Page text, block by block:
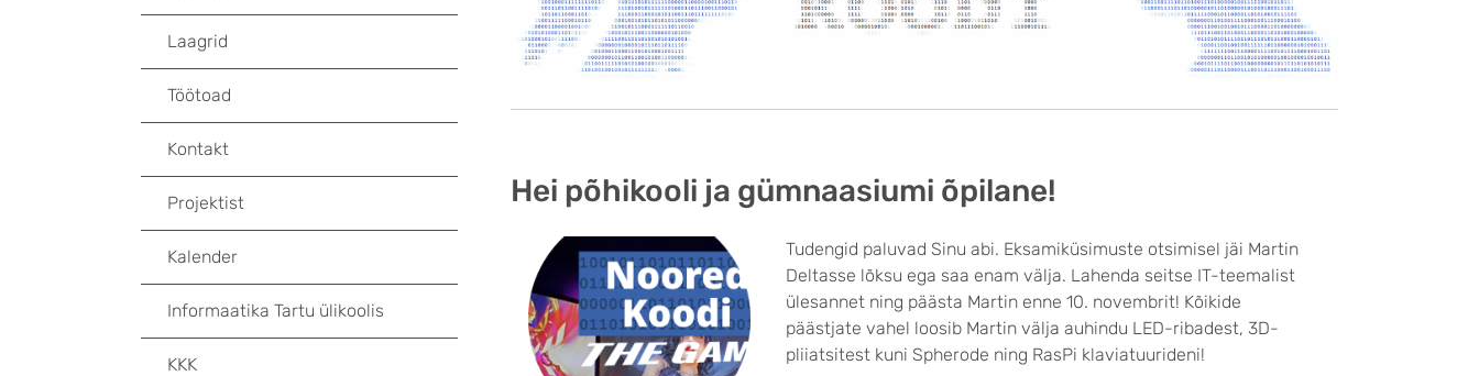
Hei põhikooli ja gümnaasiumi õpilane!
Tudengid paluvad Sinu abi. Eksamiküsimuste otsimisel jäi Martin
Deltasse lõksu ega saa enam välja. Lahenda seitse IT-teemalist
ülesannet ning päästa Martin enne 10. novembrit! Kõikide
päästjate vahel loosib Martin välja auhindu LED-ribadest, 3D-
pliiatsitest kuni Spherode ning RasPi klaviatuurideni!
Laagrid
Töötoad
Kontakt
Projektist
Kalender
Informaatika Tartu ülikoolis
KKK